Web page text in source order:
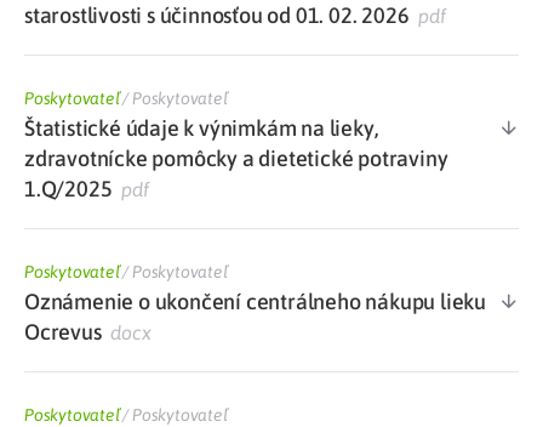
starostlivosti s účinnosťou od 01. 02. 2026 pdf
Poskytovateľ/Poskytovateľ
Štatistické údaje k výnimkám na lieky,
zdravotnícke pomôcky a dietetické potraviny
1.Q/2025 pdf
Poskytovateľ/Poskytovateľ
Oznámenie o ukončení centrálneho nákupu lieku
Ocrevusdocx
Poskytovateľ/Poskytovateľ